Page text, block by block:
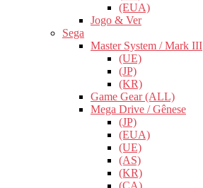
(EUA)
Jogo & Ver
Sega
Master System / Mark III
(UE)
(JP)
(KR)
Game Gear (ALL)
Mega Drive / Gênese
(JP)
(EUA)
(UE)
(AS)
(KR)